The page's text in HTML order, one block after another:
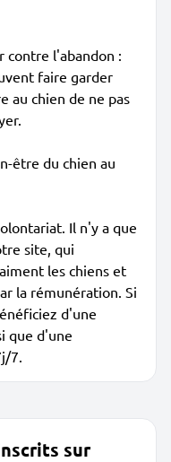
l'abandon :
faire garder
au chien de ne pas
être du chien au
Il n'y a que
site, qui
les chiens et
la rémunération. Si
d'une
que d'une
7.
sur